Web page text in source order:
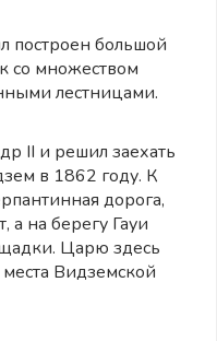
построен большой
со множеством
лестницами.
II и решил заехать
в 1862 году. К
дорога,
на берегу Гауи
Царю здесь
Видземской